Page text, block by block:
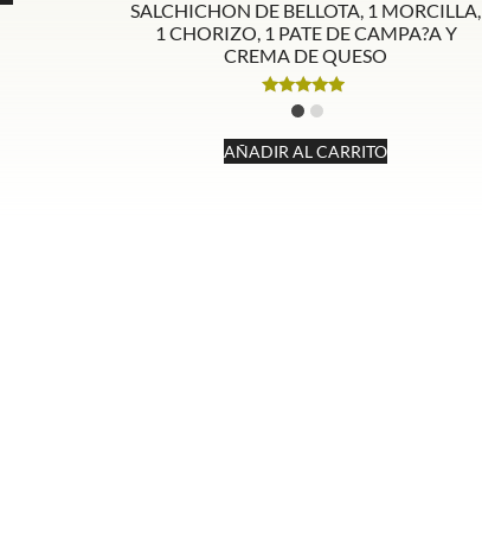
SALCHICHON DE BELLOTA, 1 MORCILLA,
1 CHORIZO, 1 PATE DE CAMPA?A Y
CREMA DE QUESO
Valorado
4.75
de 5
AÑADIR AL CARRITO